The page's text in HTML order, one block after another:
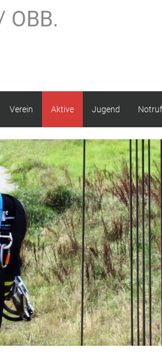
OBB.
Verein Aktive Jugend Notruf